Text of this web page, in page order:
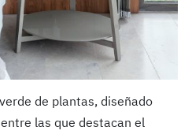
de plantas, diseñado
las que destacan el